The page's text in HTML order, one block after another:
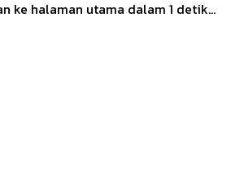
ke halaman utama dalam 1 detik...